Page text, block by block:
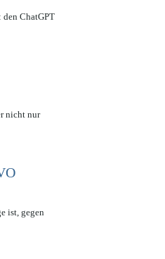
ChatGPT
nicht nur
ist, gegen